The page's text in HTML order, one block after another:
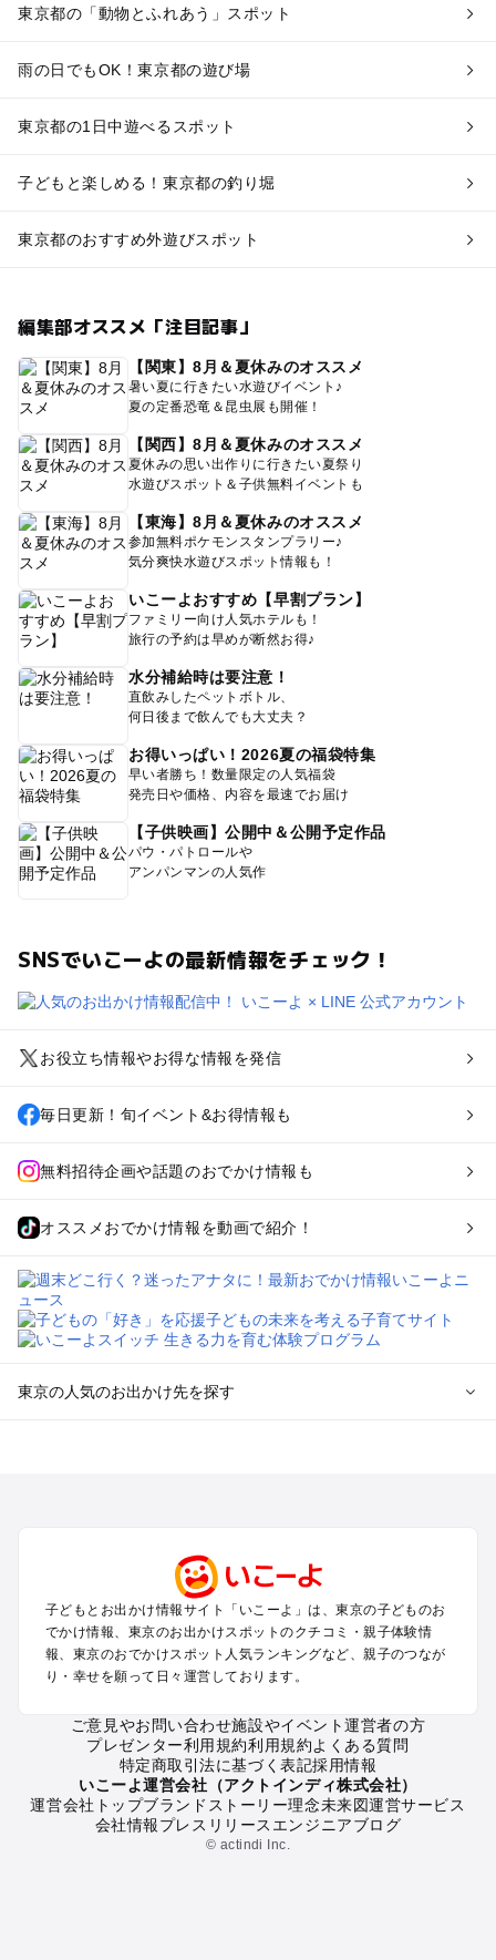
東京都の「動物とふれあう」スポット
雨の日でもOK！東京都の遊び場
東京都の1日中遊べるスポット
子どもと楽しめる！東京都の釣り堀
東京都のおすすめ外遊びスポット
編集部オススメ「注目記事」
【関東】8月＆夏休みのオススメ
暑い夏に行きたい水遊びイベント♪
夏の定番恐竜＆昆虫展も開催！
【関西】8月＆夏休みのオススメ
夏休みの思い出作りに行きたい夏祭り
水遊びスポット＆子供無料イベントも
【東海】8月＆夏休みのオススメ
参加無料ポケモンスタンプラリー♪
気分爽快水遊びスポット情報も！
いこーよおすすめ【早割プラン】
ファミリー向け人気ホテルも！
旅行の予約は早めが断然お得♪
水分補給時は要注意！
直飲みしたペットボトル、
何日後まで飲んでも大丈夫？
お得いっぱい！2026夏の福袋特集
早い者勝ち！数量限定の人気福袋
発売日や価格、内容を最速でお届け
【子供映画】公開中＆公開予定作品
パウ・パトロールや
アンパンマンの人気作
SNSでいこーよの最新情報をチェック！
お役立ち情報やお得な情報を発信
毎日更新！旬イベント&お得情報も
無料招待企画や話題のおでかけ情報も
オススメおでかけ情報を動画で紹介！
東京の人気のお出かけ先を探す
町田・相模原・愛川・上野原のプールお出かけ
渋谷・原宿・恵比寿・中目黒・自由が丘のプールお出かけ
池袋・赤羽・王子・巣鴨・目白・石神井のプールお出かけ
新宿・高田馬場・代々木・千駄ヶ谷のプールお出かけ
銀座・丸の内・日本橋・有楽町・築地・月島のプールお出かけ
小金井・小平・西東京・東村山・東久留米のプールお出かけ
府中・調布・狛江のプールお出かけ
青梅・奥多摩のプールお出かけ
蒲田・大森・羽田周辺のプールお出かけ
葛西・新木場・亀戸・亀有・柴又のプールお出かけ
北千住・日暮里・荒川のプールお出かけ
子どもとお出かけ情報サイト「いこーよ」は、東京の子どものお
でかけ情報、東京のお出かけスポットのクチコミ・親子体験情
報、東京のおでかけスポット人気ランキングなど、親子のつなが
り・幸せを願って日々運営しております。
ご意見やお問い合わせ施設やイベント運営者の方
プレゼンター利用規約利用規約よくある質問
特定商取引法に基づく表記採用情報
いこーよ運営会社（アクトインディ株式会社）
運営会社トップブランドストーリー理念未来図運営サービス
会社情報プレスリリース エンジニアブログ
© actindi Inc.